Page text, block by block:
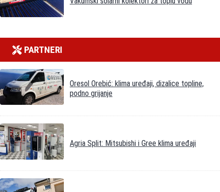
PARTNERI
Oresol Orebić: klima uređaji, dizalice topline,
podno grijanje
Agria Split: Mitsubishi i Gree klima uređaji